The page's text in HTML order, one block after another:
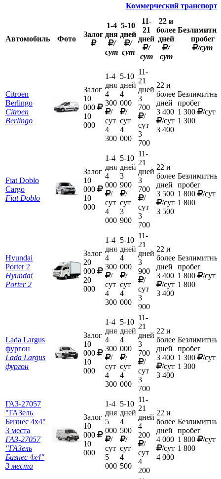
Коммерческий транспорт
Автомобиль Фото
Залог
1-4
дня
/
сут
5-10
дней
/
сут
11-
21
дней
/
сут
22 и
более
дней
/
сут
пробег
/сут
Citroen
Berlingo
Citroen
Berlingo
Залог
10
000
10
000
1-4
дня
4
300
/
сут
4
300
5-10
дней
4
000
/
сут
4
000
11-
21
дней
3
700
/
сут
3
700
22 и
более
дней
3 400
/сут
3 400
пробег
1 300
/сут
1 300
Fiat Doblo
Cargo
Fiat Doblo
Залог
10
000
10
000
1-4
дня
4
000
/
сут
4
000
5-10
дней
3
900
/
сут
3
900
11-
21
дней
3
700
/
сут
3
700
22 и
более
дней
3 500
/сут
3 500
пробег
1 800
/сут
1 800
Hyundai
Porter 2
Hyundai
Porter 2
Залог
20
000
20
000
1-4
дня
4
300
/
сут
4
300
5-10
дней
4
000
/
сут
4
000
11-
21
дней
3
900
/
сут
3
900
22 и
более
дней
3 400
/сут
3 400
пробег
1 800
/сут
1 800
Lada Largus
фургон
Lada Largus
фургон
Залог
10
000
10
000
1-4
дня
4
300
/
сут
4
300
5-10
дней
4
000
/
сут
4
000
11-
21
дней
3
700
/
сут
3
700
22 и
более
дней
3 400
/сут
3 400
пробег
1 300
/сут
1 300
ГАЗ-27057
"ГАЗель
Бизнес 4х4"
3 места
ГАЗ-27057
"ГАЗель
Бизнес 4х4"
3 места
Залог
10
000
10
000
1-4
дня
5
000
/
сут
5
000
5-10
дней
4
500
/
сут
4
500
11-
21
дней
4
200
/
сут
4
200
22 и
более
дней
4 000
/сут
4 000
пробег
1 800
/сут
1 800